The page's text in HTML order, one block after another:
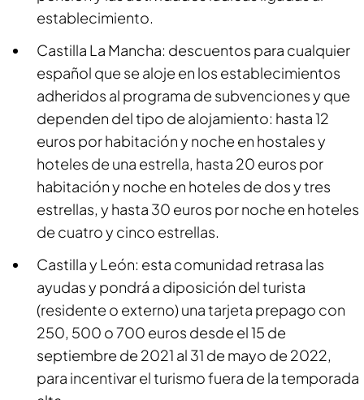
establecimiento.
Castilla La Mancha: descuentos para cualquier
español que se aloje en los establecimientos
adheridos al programa de subvenciones y que
dependen del tipo de alojamiento: hasta 12
euros por habitación y noche en hostales y
hoteles de una estrella, hasta 20 euros por
habitación y noche en hoteles de dos y tres
estrellas, y hasta 30 euros por noche en hoteles
de cuatro y cinco estrellas.
Castilla y León: esta comunidad retrasa las
ayudas y pondrá a diposición del turista
(residente o externo) una tarjeta prepago con
250, 500 o 700 euros desde el 15 de
septiembre de 2021 al 31 de mayo de 2022,
para incentivar el turismo fuera de la temporada